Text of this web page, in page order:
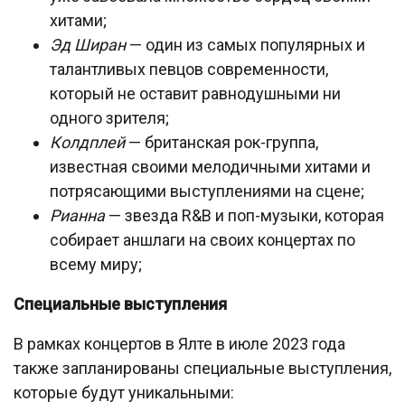
хитами;
Эд Ширан— один из самых популярных и
талантливых певцов современности,
который не оставит равнодушными ни
одного зрителя;
Колдплей— британская рок-группа,
известная своими мелодичными хитами и
потрясающими выступлениями на сцене;
Рианна— звезда R&B и поп-музыки, которая
собирает аншлаги на своих концертах по
всему миру;
Специальные выступления
В рамках концертов в Ялте в июле 2023 года
также запланированы специальные выступления,
которые будут уникальными: